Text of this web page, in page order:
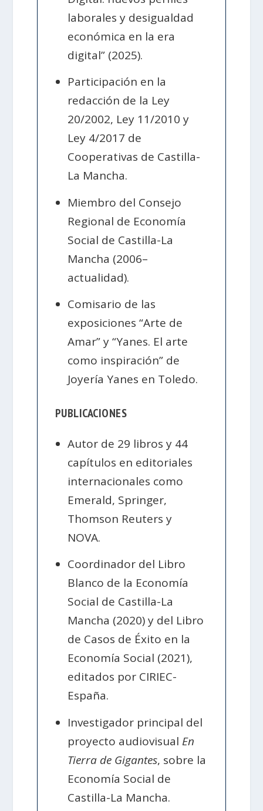
laborales y desigualdad
económica en la era
digital” (2025).
Participación en la
redacción de la Ley
20/2002, Ley 11/2010 y
Ley 4/2017 de
Cooperativas de Castilla-
La Mancha.
Miembro del Consejo
Regional de Economía
Social de Castilla-La
Mancha (2006–
actualidad).
Comisario de las
exposiciones “Arte de
Amar” y “Yanes. El arte
como inspiración” de
Joyería Yanes en Toledo.
PUBLICACIONES
Autor de 29 libros y 44
capítulos en editoriales
internacionales como
Emerald, Springer,
Thomson Reuters y
NOVA.
Coordinador del Libro
Blanco de la Economía
Social de Castilla-La
Mancha (2020) y del Libro
de Casos de Éxito en la
Economía Social (2021),
editados por CIRIEC-
España.
Investigador principal del
proyecto audiovisual En
Tierra de Gigantes, sobre la
Economía Social de
Castilla-La Mancha.